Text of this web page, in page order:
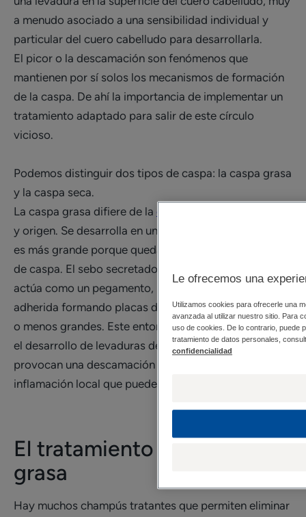
a menudo asociado a una sensibilidad individual y
particular del cuero cabelludo para desarrollarla.
El picor o la descamación son fenómenos que
mantienen por sí solos los mecanismos de formación
de la caspa. De ahí la importancia de implementar un
tratamiento adaptado para salir de este círculo
vicioso.
Podemos distinguir dos tipos de caspa: la caspa grasa
y la caspa seca.
La caspa grasa difiere de la caspa seca
y origen. Se desarrolla en un cuero cabelludo graso y
es más grande porque queda aglomerada en placas
de caspa. El sebo secretado en exceso en la superficie
actúa como un pegamento, por lo que permanece
adherida formando placas de caspa en el cabello más
o menos grandes. Este entorno rico en sebo favorece
el desarrollo de levaduras del géneroMalassezia, que
provocan una descamación acelerada y una
inflamación local que puede causar picor.
El tratamiento de la caspa
grasa
Hay muchos champús tratantes que permiten eliminar
Le ofrecemos una
Utilizamos cookies para ofrecerle una
avanzada al utilizar nuestro sitio. Para
uso de cookies. De lo contrario, puede
tratamiento de datos personales,
confidencialidad